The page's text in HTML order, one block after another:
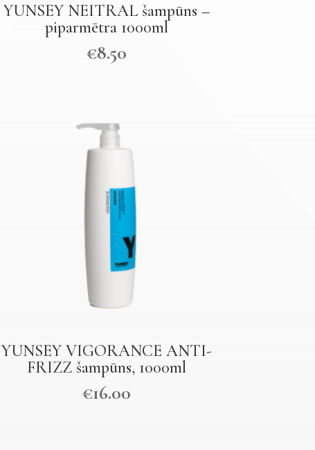
YUNSEY NEITRAL šampūns –
piparmētra 1000ml
€8.50
YUNSEY VIGORANCE ANTI-
FRIZZ šampūns, 1000ml
€16.00